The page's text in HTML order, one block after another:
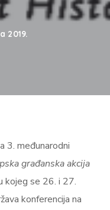
2019.
3. međunarodni
građanska akcija
kojeg se 26. i 27.
konferencija na